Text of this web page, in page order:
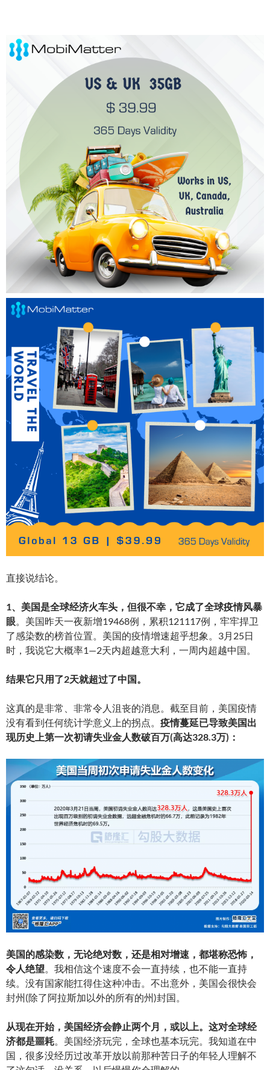
直接说结论。
1、美国是全球经济火车头，但很不幸，它成了全球疫情风暴
眼 。美国昨天一夜新增19468例，累积121117例，牢牢捍卫
了感染数的榜首位置。美国的疫情增速超乎想象。3月25日
时，我说它大概率1—2天内超越意大利，一周内超越中国。
结果它只用了2天就超过了中国。
这真的是非常、非常令人沮丧的消息。截至目前，美国疫情
没有看到任何统计学意义上的拐点。 疫情蔓延已导致美国出
现历史上第一次初请失业金人数破百万(高达328.3万)：
美国的感染数，无论绝对数，还是相对增速，都堪称恐怖，
令人绝望。我相信这个速度不会一直持续，也不能一直持
续。没有国家能扛得住这种冲击。不出意外，美国会很快会
封州(除了阿拉斯加以外的所有的州)封国。
从现在开始，美国经济会静止两个月，或以上。这对全球经
济都是噩耗。美国经济玩完，全球也基本玩完。我知道在中
国，很多没经历过改革开放以前那种苦日子的年轻人理解不